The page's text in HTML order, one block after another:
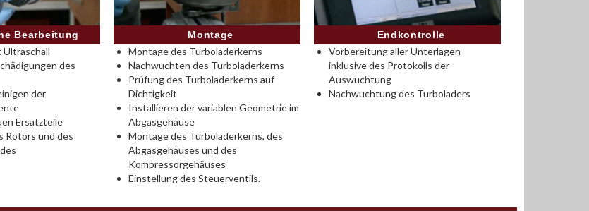
Bearbeitung
Ultraschall
des
der
Ersatzteile
Rotors und des
Montage
Montage des Turboladerkerns
Nachwuchten des Turboladerkerns
Prüfung des Turboladerkerns auf
Dichtigkeit
Installieren der variablen Geometrie im
Abgasgehäuse
Montage des Turboladerkerns, des
Abgasgehäuses und des
Kompressorgehäuses
Einstellung des Steuerventils.
Endkontrolle
Vorbereitung aller Unterlagen
inklusive des Protokolls der
Auswuchtung
Nachwuchtung des Turboladers